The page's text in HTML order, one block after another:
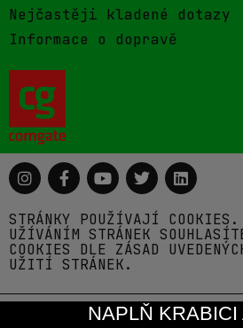
Nejčastěji kladené dotazy
Informace o dopravě
STRÁNKY POUŽÍVAJÍ COOKIES.
UŽÍVÁNÍM STRÁNEK
COOKIES DLE ZÁSAD
UŽITÍ STRÁNEK.
© 2026 Pivovar
NAPLŇ KRABICI